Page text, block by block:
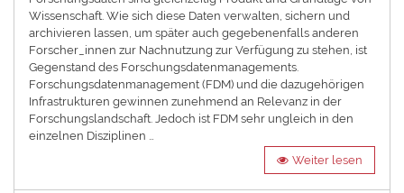
Wissenschaft. Wie sich diese Daten verwalten, sichern und
archivieren lassen, um später auch gegebenenfalls anderen
Forscher_innen zur Nachnutzung zur Verfügung zu stehen, ist
Gegenstand des Forschungsdatenmanagements.
Forschungsdatenmanagement (FDM) und die dazugehörigen
Infrastrukturen gewinnen zunehmend an Relevanz in der
Forschungslandschaft. Jedoch ist FDM sehr ungleich in den
einzelnen Disziplinen …
Weiter lesen